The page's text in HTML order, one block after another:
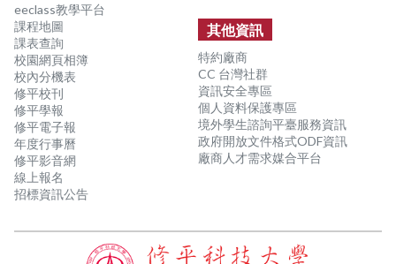
eeclass教學平台
課程地圖
課表查詢
校園網頁相簿
校內分機表
修平校刊
修平學報
修平電子報
年度行事曆
修平影音網
線上報名
招標資訊公告
其他資訊
特約廠商
CC 台灣社群
資訊安全專區
個人資料保護專區
境外學生諮詢平臺服務資訊
政府開放文件格式ODF資訊
廠商人才需求媒合平台